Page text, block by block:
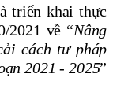
triển khai thực
2021 về “Nâng
cách tư pháp
2021 - 2025”